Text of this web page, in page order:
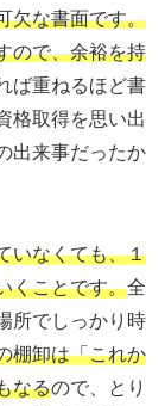
欠な書面です。
ので、余裕を持
ば重ねるほど書
格取得を思い出
出来事だったか
いなくても、１
くことです。全
所でしっかり時
棚卸は「これか
なるので、とり